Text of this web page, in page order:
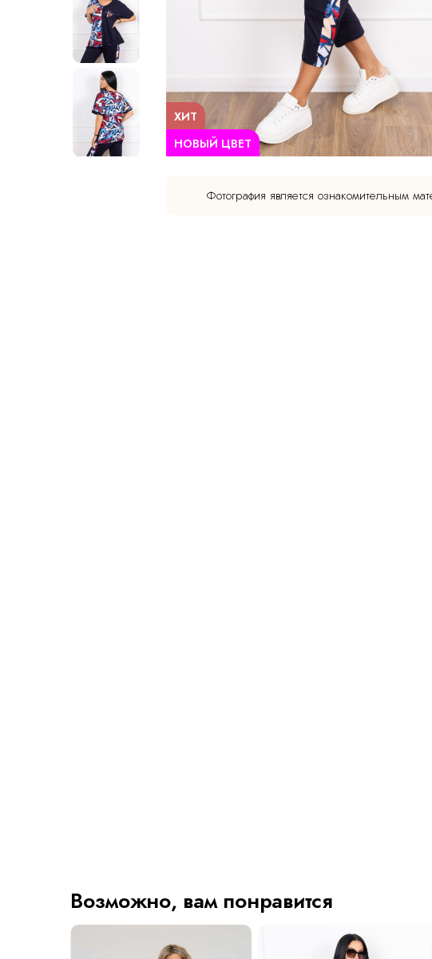
НОВЫЙ ЦВЕТ
ХИТ
Фотография является ознакомительным
Возможно, вам понравится